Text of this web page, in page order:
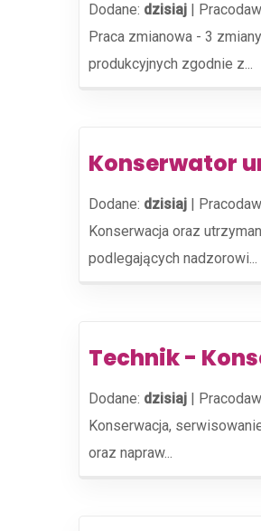
Dodane: dzisiaj |
Praca zmianowa - 3
produkcyjnych zgodnie z...
Konserwator
Dodane: dzisiaj |
Konserwacja oraz
podlegających nadzorowi...
Technik -
Dodane: dzisiaj |
Konserwacja,
oraz napraw...